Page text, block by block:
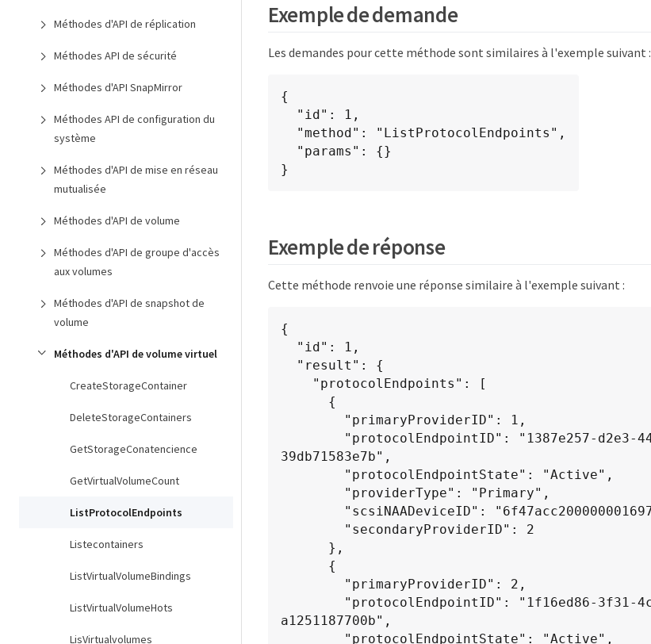
Méthodes d'API de réplication
Méthodes API de sécurité
Méthodes d'API SnapMirror
Méthodes API de configuration du
système
Méthodes d'API de mise en réseau
mutualisée
Méthodes d'API de volume
Méthodes d'API de groupe d'accès
aux volumes
Méthodes d'API de snapshot de
volume
Méthodes d'API de volume virtuel
CreateStorageContainer
DeleteStorageContainers
GetStorageConatencience
GetVirtualVolumeCount
ListProtocolEndpoints
Listecontainers
ListVirtualVolumeBindings
ListVirtualVolumeHots
LisVirtualvolumes
Exemple de demande
Les demandes pour cette méthode sont similaires à l'exemple suivant :
{
}
Exemple de réponse
Cette méthode renvoie une réponse similaire à l'exemple suivant :
{
39db71583e7b",
a1251187700b",